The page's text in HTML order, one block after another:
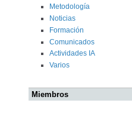
Metodología
Noticias
Formación
Comunicados
Actividades IA
Varios
Miembros